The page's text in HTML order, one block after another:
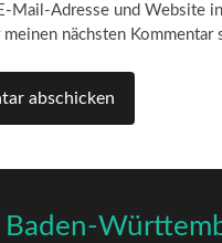
Mail-Adresse und Website
nächsten Kommentar
Baden-